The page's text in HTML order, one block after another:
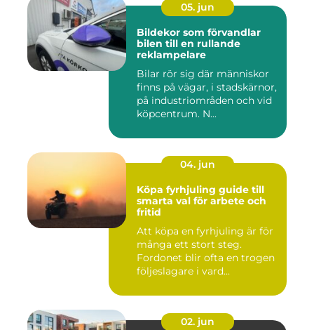
05. jun
Bildekor som förvandlar
bilen till en rullande
reklampelare
Bilar rör sig där människor
finns på vägar, i stadskärnor,
på industriområden och vid
köpcentrum. N...
04. jun
Köpa fyrhjuling guide till
smarta val för arbete och
fritid
Att köpa en fyrhjuling är för
många ett stort steg.
Fordonet blir ofta en trogen
följeslagare i vard...
02. jun